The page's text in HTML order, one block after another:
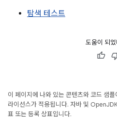
탐색 테스트
도움이 되
이 페이지에 나와 있는 콘텐츠와 코드 샘플
라이선스가 적용됩니다. 자바 및
표 또는 등록 상표입니다.